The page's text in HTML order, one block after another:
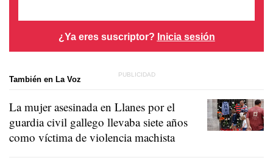
¿Ya eres suscriptor? Inicia sesión
También en La Voz
La mujer asesinada en Llanes por el
guardia civil gallego llevaba siete años
como víctima de violencia machista